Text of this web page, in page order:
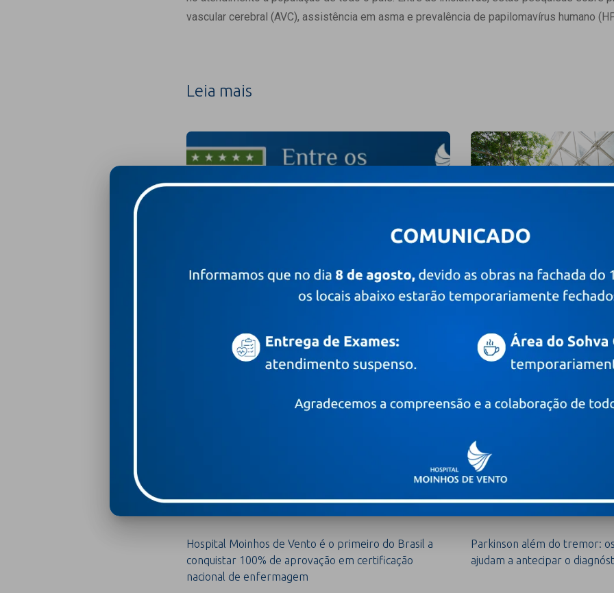
vascular cerebral (AVC), assistência em asma e prevalência de papilomavírus humano
Leia mais
7 de agosto de 2026
Com 100% de energia renovável, Moinhos é
o único do Sul a alcançar o topo de
avaliação internacional entre 250 hospitais
1 de agosto de 2026
Projeto Recomeçar
Vento ultrapassa 900
vítimas da enchente no
Leia mais +
Hospital Moinhos de Vento é o primeiro do Brasil a
conquistar 100% de aprovação em certificação
nacional de enfermagem
Parkinson além do tremor:
ajudam a antecipar o